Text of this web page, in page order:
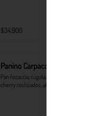
$34.900
Panino Carpaccio y trufa
Pan focaccia, rúgula, stracciatella, tomates
cherry rostizados, alcaparras y trufa